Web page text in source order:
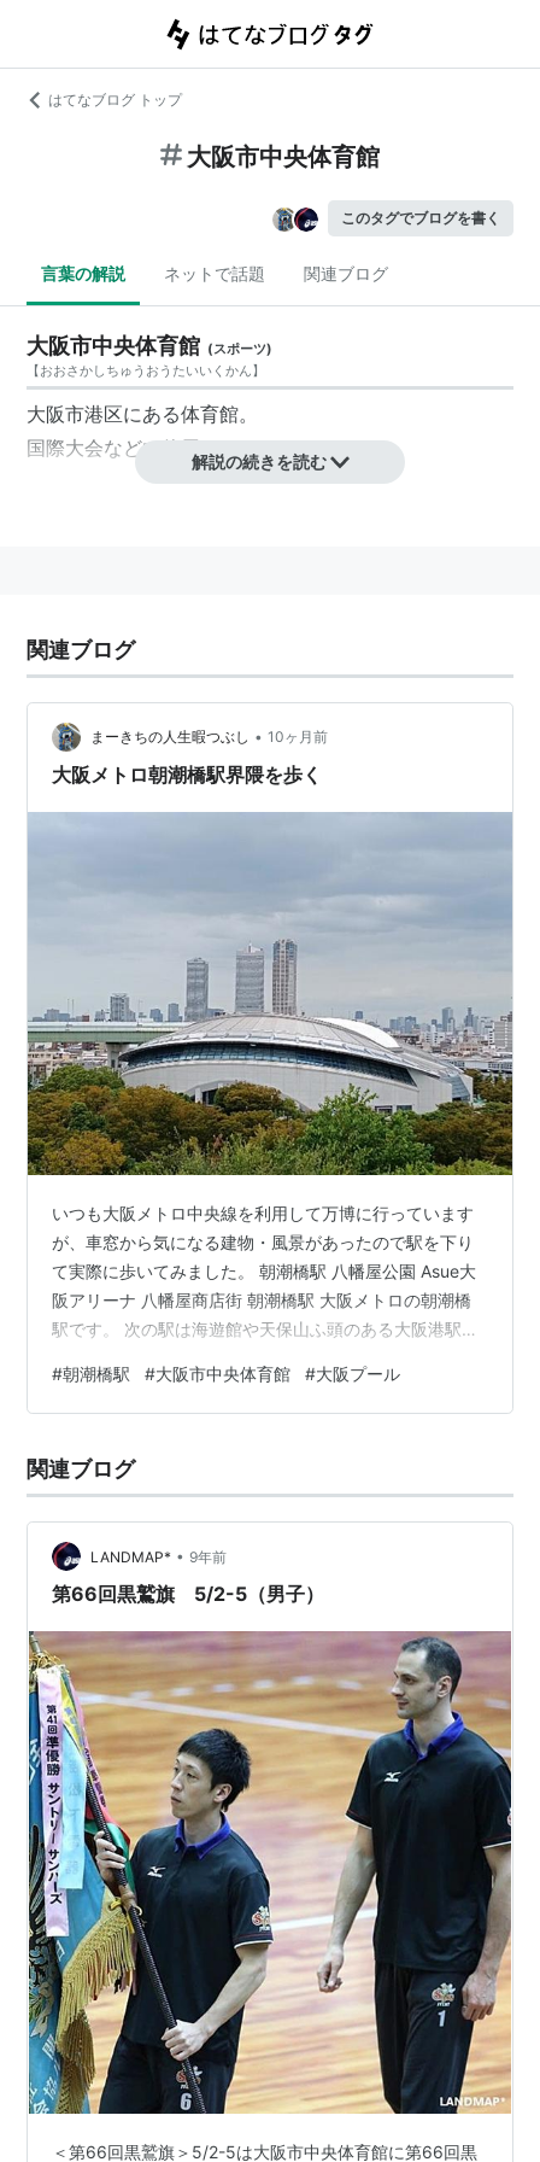
はてなブログ トップ
大阪市中央体育館
このタグでブログを書く
言葉の解説 ネットで話題 関連ブログ
大阪市中央体育館 (スポーツ)
【おおさかしちゅうおうたいいくかん】
大阪市港区にある体育館。
国際大会などで使用される。
解説の続きを読む
関連ブログ
まーきちの人生暇つぶし • 10ヶ月前
大阪メトロ朝潮橋駅界隈を歩く
いつも大阪メトロ中央線を利用して万博に行っています
が、車窓から気になる建物・風景があったので駅を下り
て実際に歩いてみました。 朝潮橋駅 八幡屋公園 Asue大
阪アリーナ 八幡屋商店街 朝潮橋駅 大阪メトロの朝潮橋
駅です。 次の駅は海遊館や天保山ふ頭のある大阪港駅
あたりは地上を走っていますね。 八幡屋公園 朝潮橋駅前
に大きな八幡屋公園があります。 駅をおりてすぐ、公園
りましたが移転してきました。 東畑建築事務所の設計で
1996年の完成。日本水泳連盟公認の50ｍプールがありま
#朝潮橋駅 #大阪市中央体育館 #大阪プール
関連ブログ
LANDMAP* • 9年前
第66回黒鷲旗 5/2-5（男子）
＜第66回黒鷲旗＞5/2-5は大阪市中央体育館に第66回黒